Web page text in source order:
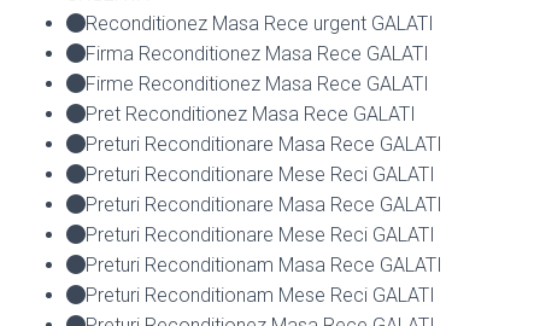
Reconditionez Masa Rece urgent GALATI
Firma Reconditionez Masa Rece GALATI
Firme Reconditionez Masa Rece GALATI
Pret Reconditionez Masa Rece GALATI
Preturi Reconditionare Masa Rece GALATI
Preturi Reconditionare Mese Reci GALATI
Preturi Reconditionare Masa Rece GALATI
Preturi Reconditionare Mese Reci GALATI
Preturi Reconditionam Masa Rece GALATI
Preturi Reconditionam Mese Reci GALATI